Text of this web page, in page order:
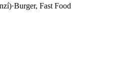
)·Burger, Fast Food